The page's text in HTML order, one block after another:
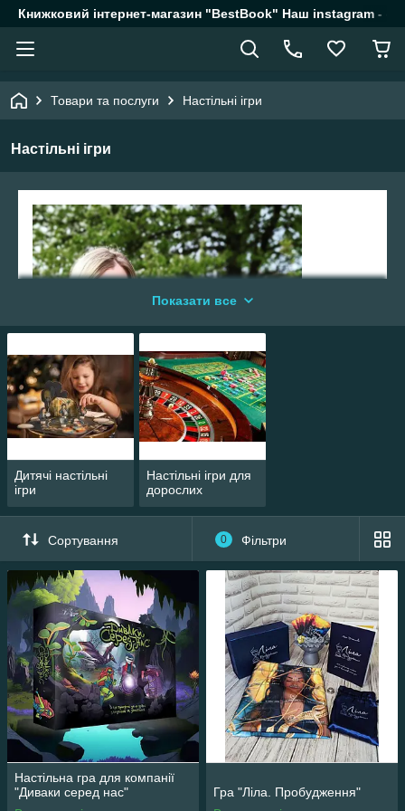
Книжковий інтернет-магазин "BestBook" Наш instagram -
Товари та послуги Настільні ігри
Настільні ігри
Настільні ігри
Гра супроводжує людство протягом усієї
його історії. Сьогодні ми продовжуємо
грати в ігри, витоки яких сягають у
давнину. Звичний набір домашніх розваг -
карти і доміно, шахи і шашки - дістався нам
від минулого століття
Нові технології ведуть до модернізації
старих ігор і до появи нових.
Наш інтернет-магазин "BestBook"
пропонує нашим дорогим і улюбленим
клієнтам новий асортимент товару -
настільні ігри.
Показати все
Дитячі настільні
ігри
Настільні ігри для
дорослих
Сортування 0 Фільтри
Настільна гра для компанії
"Диваки серед нас"
Гра "Ліла. Пробудження"